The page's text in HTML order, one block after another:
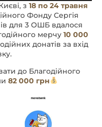
з 18 по 24 травня
Фонду Сергія
для 3 ОШБ вдалося
мерчу 10 000
донатів за вхід
82 000 грн